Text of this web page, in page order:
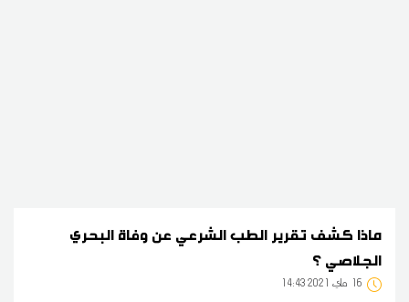
ماذا كشف تقرير الطب الشرعي عن وفاة البحري
الجلاصي ؟
16 14:43 2021 ماي